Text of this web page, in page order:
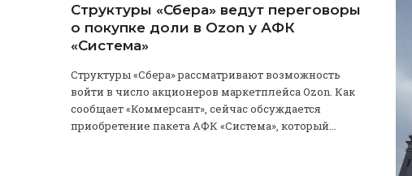
Структуры «Сбера» ведут переговоры
о покупке доли в Ozon у АФК
«Система»
Структуры «Сбера» рассматривают возможность
войти в число акционеров маркетплейса Ozon. Как
сообщает «Коммерсант», сейчас обсуждается
приобретение пакета АФК «Система», который...